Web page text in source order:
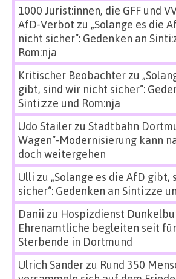
1000 Jurist:innen, die GFF und
AfD-Verbot zu „Solange es die
nicht sicher“: Gedenken an
Rom:nja
Kritischer Beobachterzu
gibt, sind wir nicht sicher“:
Sinti:zze und Rom:nja
Udo Stailerzu Stadtbahn
Wagen“-Modernisierung kann
doch weitergehen
Ulli zu „Solange es die AfD gibt,
sicher“: Gedenken an Sinti:zze
Danii zu Hospizdienst
Ehrenamtliche begleiten seit
Sterbende in Dortmund
Ulrich Sanderzu Rund 350